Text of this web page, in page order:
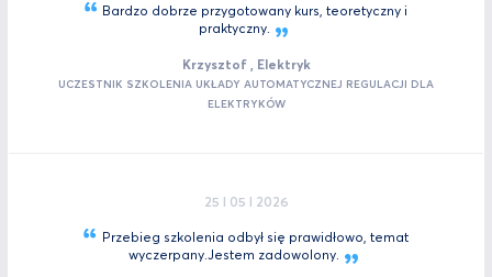
Bardzo dobrze przygotowany kurs, teoretyczny i
praktyczny.
Krzysztof , Elektryk
UCZESTNIK SZKOLENIA UKŁADY AUTOMATYCZNEJ REGULACJI DLA
ELEKTRYKÓW
25 I 05 I 2026
Przebieg szkolenia odbył się prawidłowo, temat
wyczerpany.Jestem zadowolony.